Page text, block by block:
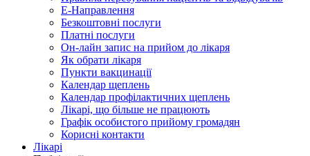
Е-Направлення
Безкоштовні послуги
Платні послуги
Он-лайн запис на прийом до лікаря
Як обрати лікаря
Пункти вакцинації
Календар щеплень
Календар профілактичних щеплень
Лікарі, що більше не працюють
Графік особистого прийому громадян
Корисні контакти
Лікарі